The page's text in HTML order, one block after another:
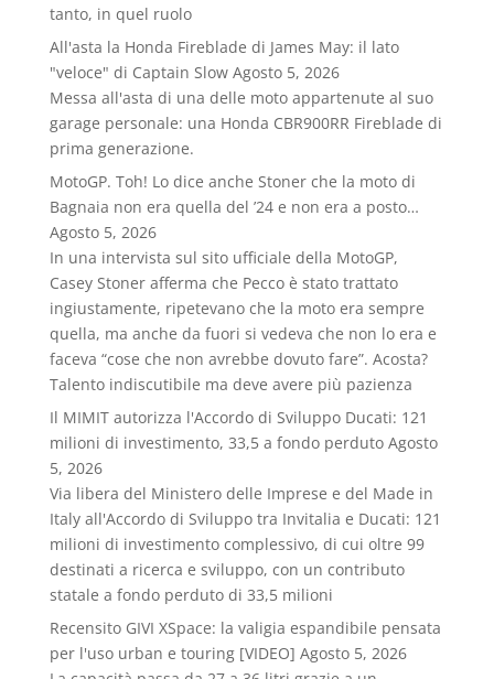
tanto, in quel ruolo
All'asta la Honda Fireblade di James May: il lato
"veloce" di Captain Slow Agosto 5, 2026
Messa all'asta di una delle moto appartenute al suo
garage personale: una Honda CBR900RR Fireblade di
prima generazione.
MotoGP. Toh! Lo dice anche Stoner che la moto di
Bagnaia non era quella del ’24 e non era a posto…
Agosto 5, 2026
In una intervista sul sito ufficiale della MotoGP,
Casey Stoner afferma che Pecco è stato trattato
ingiustamente, ripetevano che la moto era sempre
quella, ma anche da fuori si vedeva che non lo era e
faceva “cose che non avrebbe dovuto fare”. Acosta?
Talento indiscutibile ma deve avere più pazienza
Il MIMIT autorizza l'Accordo di Sviluppo Ducati: 121
milioni di investimento, 33,5 a fondo perduto Agosto
5, 2026
Via libera del Ministero delle Imprese e del Made in
Italy all'Accordo di Sviluppo tra Invitalia e Ducati: 121
milioni di investimento complessivo, di cui oltre 99
destinati a ricerca e sviluppo, con un contributo
statale a fondo perduto di 33,5 milioni
Recensito GIVI XSpace: la valigia espandibile pensata
per l'uso urban e touring [VIDEO] Agosto 5, 2026